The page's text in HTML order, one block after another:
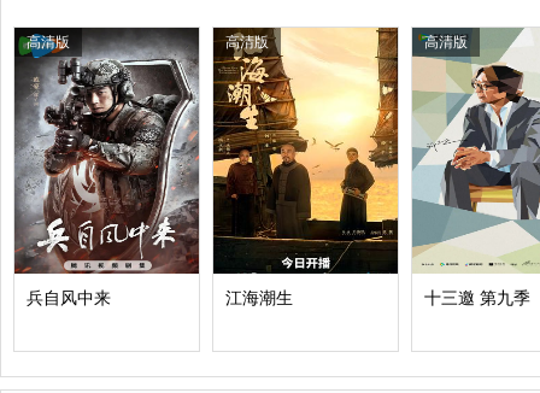
兵自风中来
高清版
江海潮生
高清版
十三邀 第九季
高清版